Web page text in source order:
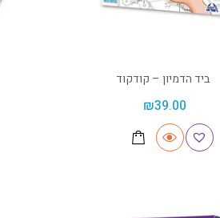
ביד הדמיון – קודקוד
₪39.00